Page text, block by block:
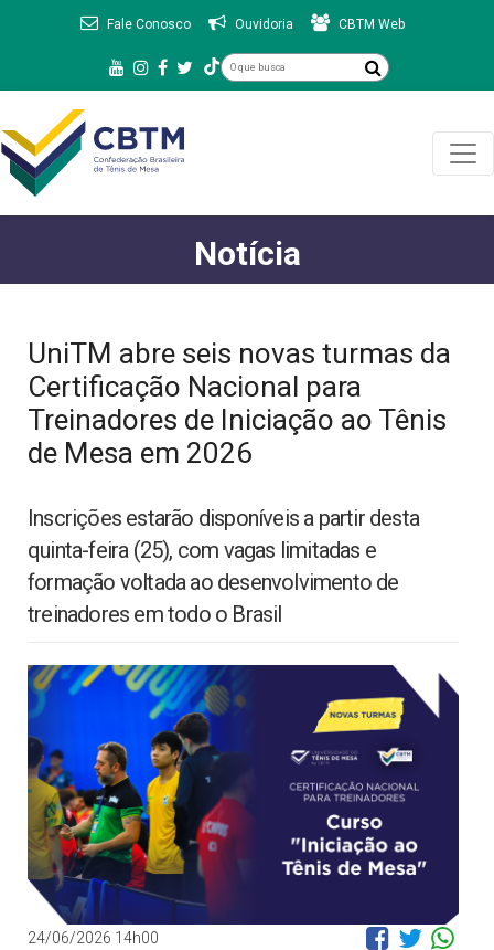
Fale Conosco Ouvidoria CBTM Web
Notícia
UniTM abre seis novas turmas da
Certificação Nacional para
Treinadores de Iniciação ao Tênis
de Mesa em 2026
Inscrições estarão disponíveis a partir desta
quinta-feira (25), com vagas limitadas e
formação voltada ao desenvolvimento de
treinadores em todo o Brasil
24/06/2026 14h00